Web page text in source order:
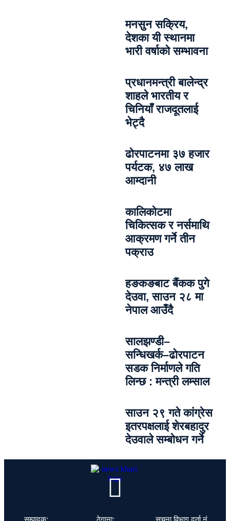
मनसुन सक्रिय,
देशका यी स्थानमा
भारी वर्षाको सम्भावना
प्रधानमन्त्री बालेन्द्र
शाहले भारतीय र
चिनियाँ राजदूतलाई
भेट्दै
ढोरपाटनमा ३७ हजार
पर्यटक, ४७ लाख
आम्दानी
कालिकोटमा
चिकित्सक र नर्समाथि
आक्रमण गर्ने तीन
पक्राउ
हङकङबाट बैंकक पुगे
देउवा, साउन २८ मा
नेपाल आउँदै
सालझण्डी–
सन्धिखर्क–ढोरपाटन
सडक निर्माणले गति
लिन्छ : मन्त्री लम्साल
साउन २९ गते कांग्रेस
इतरपक्षलाई शेरबहादुर
देउवाले सम्बोधन गर्ने
सम्पादक: ठेगाना: सूचना विभाग दर्ता नं.